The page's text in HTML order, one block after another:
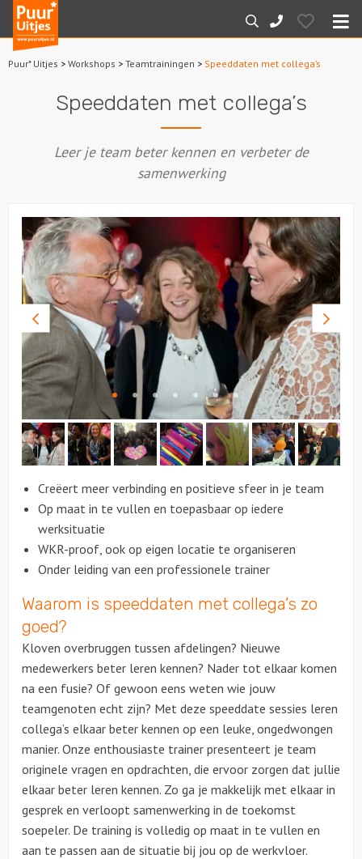
Puur*
Uitjes
Zoeken
088-
7887000
Hearts
Dagarrangementen
Varen
Boottochten
Losse boothuur
Sport en spel
Citygames
Quizzen en spellen
Speurtochten
Sportieve activiteiten
Dinerspellen
Workshops
Creatieve workshops
Culinaire workshops
Actieve workshops
Ludieke workshops
Muzikale workshops
Online workshops
Puur* Uitjes > Workshops > Teamtrainingen > Speeddaten met collega’s
Speeddaten met collega’s
Leer je team beter kennen en verbeter de
samenwerking
Vorige
foto
foto
Creëert meer verbinding en positieve sfeer in je team
Op maat in te vullen en toepasbaar op iedere
werksituatie
WKR-proof, ook op eigen locatie te organiseren
Onder leiding van een professionele trainer
Waarom is speeddaten met collega’s zo
goed?
Kloven overbruggen tussen afdelingen? Nieuwe
medewerkers beter leren kennen? Nader tot elkaar komen
na een fusie? Of gewoon eens weten wie jouw
teamgenoten echt zijn? Met deze speeddate sessies leren
collega’s elkaar beter kennen op een leuke, ongedwongen
manier. Onze enthousiaste trainer presenteert je team
originele vragen en opdrachten, die ervoor zorgen dat jullie
elkaar beter leren kennen. Zo ga je makkelijk met elkaar in
gesprek en verloopt samenwerking in de toekomst
soepeler. De training is volledig op maat in te vullen en
aan te passen aan de situatie bij jou op de werkvloer.